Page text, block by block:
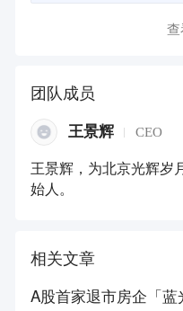
查
团队成员
王景辉 CEO
王景辉，为北京光辉岁
始人。
相关文章
A股首家退市房企「